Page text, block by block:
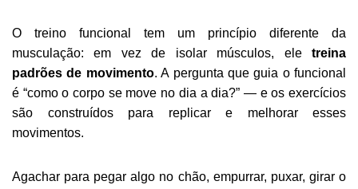
O treino funcional tem um princípio diferente da
musculação: em vez de isolar músculos, ele treina
padrões de movimento. A pergunta que guia o funcional
é “como o corpo se move no dia a dia?” — e os exercícios
são construídos para replicar e melhorar esses
movimentos.
Agachar para pegar algo no chão, empurrar, puxar, girar o